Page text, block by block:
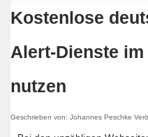
Kostenlose
Alert-Dienste
nutzen
Geschrieben von: Johannes Peschke